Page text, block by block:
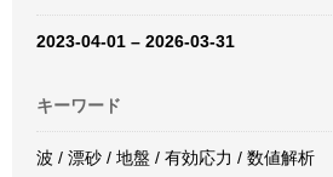
2023-04-01 – 2026-03-31
キーワード
波 / 漂砂 / 地盤 / 有効応力 / 数値解析